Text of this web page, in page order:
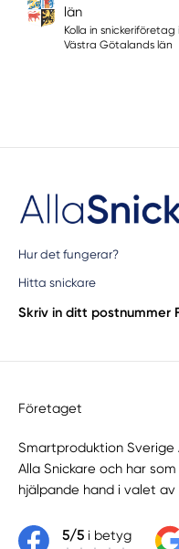
län
Kolla in snickeriföretag i
Västra Götalands län
Hur det fungerar?
Hitta snickare
Skriv in ditt postnummer
Företaget
Smartproduktion Sverige
Alla Snickare och har
hjälpande hand i valet av
5/5i betyg